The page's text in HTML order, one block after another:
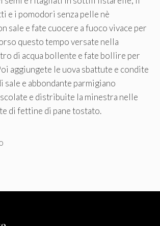
e i pomodori senza pelle nè
sale e fate cuocere a fuoco vivace per
questo tempo versate nella
di acqua bollente e fate bollire per
aggiungete le uova sbattute e condite
sale e abbondante parmigiano
e distribuite la minestra nelle
di fettine di pane tostato.